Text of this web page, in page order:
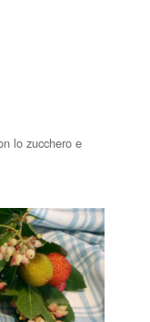
lo zucchero e